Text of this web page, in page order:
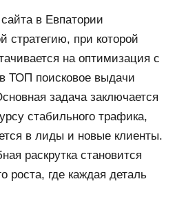
в Евпатории
стратегию, при которой
на оптимизация с
ТОП поисковое выдачи
задача заключается
стабильного трафика,
в лиды и новые клиенты.
раскрутка становится
роста, где каждая деталь